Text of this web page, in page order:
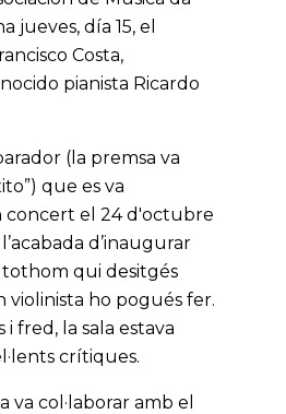
jueves, día 15, el
Costa,
pianista Ricardo
(la premsa va
que es va
concert el 24 d'octubre
d’inaugurar
qui desitgés
violinista ho pogués fer.
fred, la sala estava
crítiques.
va col·laborar amb el